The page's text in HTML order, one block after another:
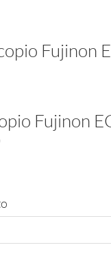
Fujinon
Fujinon